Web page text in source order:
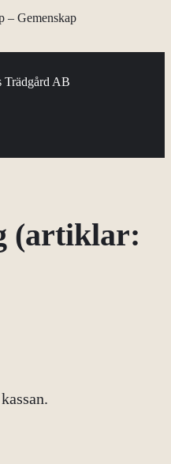
– Gemenskap
Trädgård AB
(artiklar: